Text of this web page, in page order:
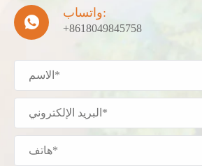

واتساب:
+8618049845758